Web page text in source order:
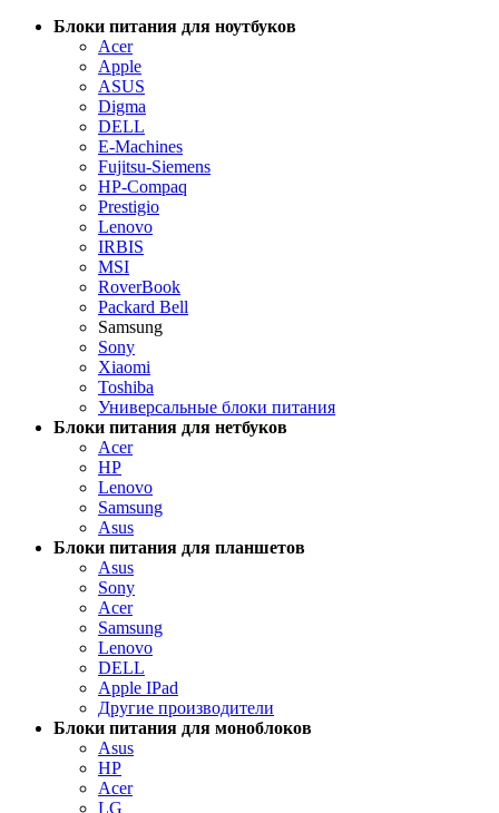
Блоки питания для ноутбуков
Acer
Apple
ASUS
Digma
DELL
E-Machines
Fujitsu-Siemens
HP-Compaq
Prestigio
Lenovo
IRBIS
MSI
RoverBook
Packard Bell
Samsung
Sony
Xiaomi
Toshiba
Универсальные блоки питания
Блоки питания для нетбуков
Acer
HP
Lenovo
Samsung
Asus
Блоки питания для планшетов
Asus
Sony
Acer
Samsung
Lenovo
DELL
Apple IPad
Другие производители
Блоки питания для моноблоков
Asus
HP
Acer
LG